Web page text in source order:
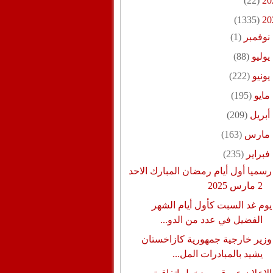
(1335)
نوفمبر(1)
يوليو(88)
يونيو(222)
مايو(195)
أبريل(209)
مارس(163)
فبراير(235)
رسميا أول أيام رمضان المبارك الاحد
2 مارس 2025
يوم غد السبت كأول أيام الشهر
الفضيل في عدد من الدو...
وزير خارجية جمهورية كازاخستان
يشيد بالمبادرات المل...